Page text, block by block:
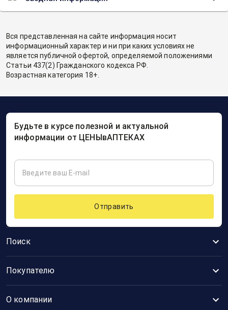
Вся представленная на сайте информация носит
информационный характер и ни при каких условиях не
является публичной офертой, определяемой положениями
Статьи 437(2) Гражданского кодекса РФ.
Возрастная категория 18+.
Поиск
Покупателю
О компании
Будьте в курсе полезной и актуальной
информации от ЦЕНЫвАПТЕКАХ
Отправить